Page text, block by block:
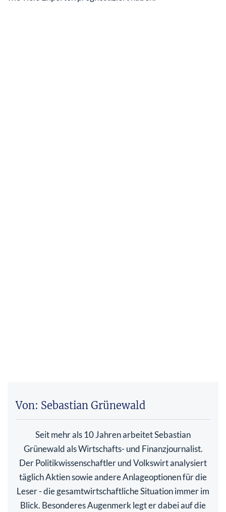
Von: Sebastian Grünewald
Seit mehr als 10 Jahren arbeitet Sebastian
Grünewald als Wirtschafts- und Finanzjournalist.
Der Politikwissenschaftler und Volkswirt analysiert
täglich Aktien sowie andere Anlageoptionen für die
Leser - die gesamtwirtschaftliche Situation immer im
Blick. Besonderes Augenmerk legt er dabei auf die